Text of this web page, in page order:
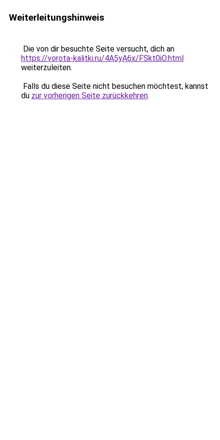
Weiterleitungshinweis
Die von dir besuchte Seite versucht, dich an
https://vorota-kalitki.ru/4A5yA6x/FSkt0iO.html
weiterzuleiten.
Falls du diese Seite nicht besuchen möchtest, kannst
du zur vorherigen Seite zurückkehren.